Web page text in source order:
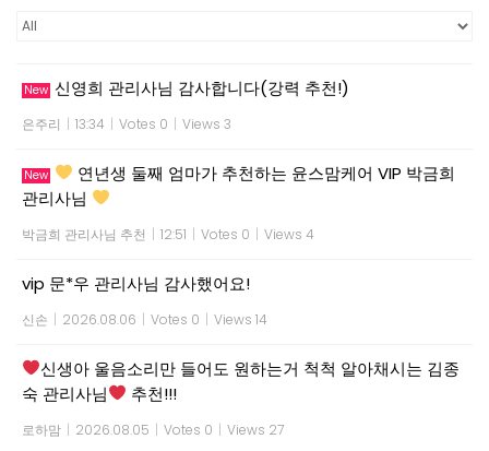
New 신영희 관리사님 감사합니다(강력 추천!)
은주리 | 13:34 | Votes 0 | Views 3
New
연년생 둘째 엄마가 추천하는 윤스맘케어 VIP 박금희
관리사님
박금희 관리사님 추천 | 12:51 | Votes 0 | Views 4
vip 문*우 관리사님 감사했어요!
신손 | 2026.08.06 | Votes 0 | Views 14
신생아 울음소리만 들어도 원하는거 척척 알아채시는 김종
숙 관리사님
추천!!!
로하맘 | 2026.08.05 | Votes 0 | Views 27